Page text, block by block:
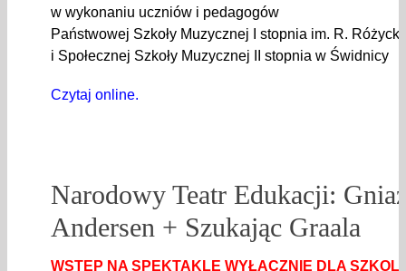
w wykonaniu uczniów i pedagogów
Państwowej Szkoły Muzycznej I stopnia im. R.
i Społecznej Szkoły Muzycznej II stopnia w Świdnicy
Czytaj online.
Narodowy Teatr Edukacji:
Andersen + Szukając Graala
WSTĘP NA SPEKTAKLE WYŁĄCZNIE DLA